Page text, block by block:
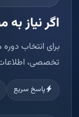
اگر نیاز به
برای انتخاب
تخصصی،
پاسخ سریع